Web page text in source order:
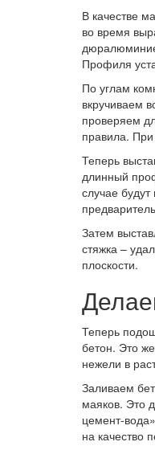
В качестве
во время
Профиля
По углам
вкручиваем
проверяем
правила.
Теперь
длинный
случае
Затем
стяжка –
плоскости.
Теперь
бетон. Это
нежели в
Заливаем
маяков. Это
цемент-
на качество